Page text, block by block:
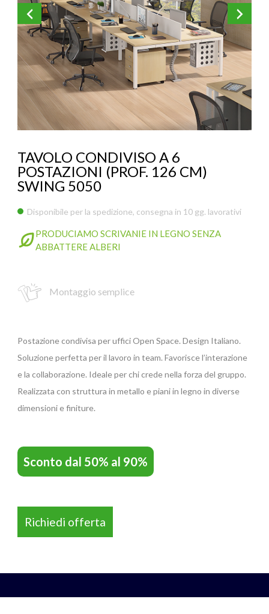
TAVOLO CONDIVISO A 6
POSTAZIONI (PROF. 126 CM)
SWING 5050
Disponibile per la spedizione, consegna in 10 gg. lavorativi
PRODUCIAMO SCRIVANIE IN LEGNO SENZA
ABBATTERE ALBERI
Montaggio semplice
Postazione condivisa per uffici Open Space. Design Italiano.
Soluzione perfetta per il lavoro in team. Favorisce l’interazione
e la collaborazione. Ideale per chi crede nella forza del gruppo.
Realizzata con struttura in metallo e piani in legno in diverse
dimensioni e finiture.
Sconto dal 50% al 90%
Richiedi offerta